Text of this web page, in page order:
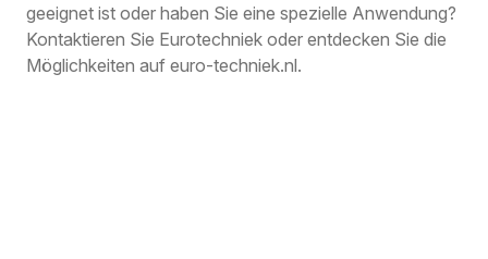
geeignet ist oder haben Sie eine spezielle Anwendung?
Kontaktieren Sie Eurotechniek oder entdecken Sie die
Möglichkeiten auf euro-techniek.nl.